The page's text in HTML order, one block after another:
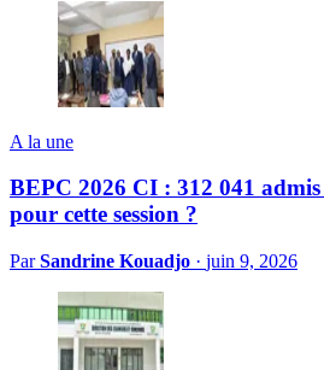
A la une
BEPC 2026 CI : 312 041
pour cette session ?
ParSandrine Kouadjo · juin 9, 2026